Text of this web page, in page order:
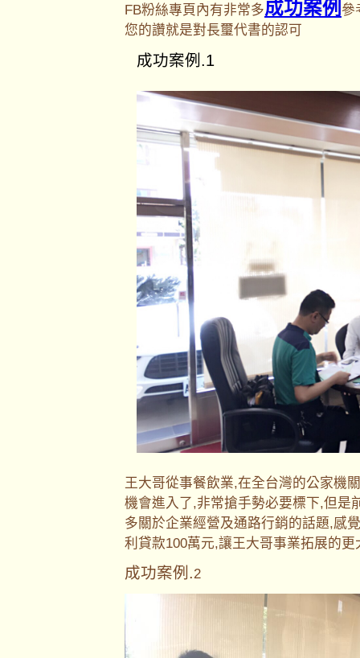
FB粉絲專頁內有非常多成功案例 參
您的讚就是對長璽代書的認可
成功案例.1
王大哥從事餐飲業,在全台灣的公家機
機會進入了,非常搶手勢必要標下,但是
多關於企業經營及通路行銷的話題,感
利貸款100萬元,讓王大哥事業拓展的
成功案例.2